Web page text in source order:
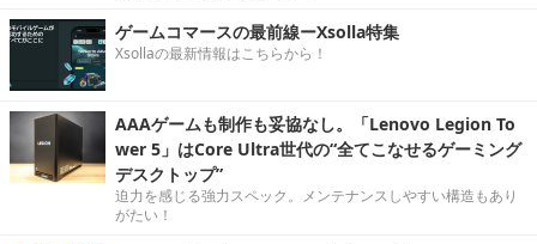
ゲームコマースの最前線ーXsolla特集
Xsollaの最新情報はこちらから！
AAAゲームも制作も妥協なし。「Lenovo Legion To
wer 5」はCore Ultra世代の“全てこなせるゲーミング
デスクトップ”
迫力を感じる強力スペック。メンテナンスしやすい構造もあり
がたい！